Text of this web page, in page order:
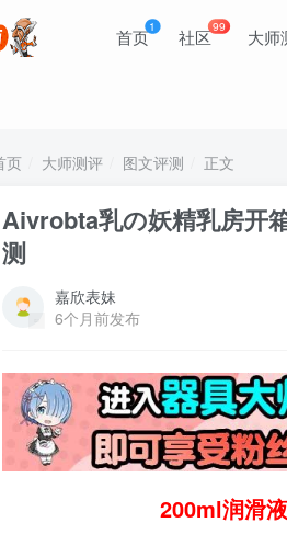
首页1 社区99 大师
页 大师测评 图文评测 正文
Aivrobta乳の妖精乳房开
测
嘉欣表妹
6个月前发布
200ml润滑